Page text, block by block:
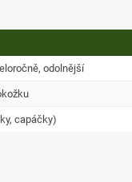
odolnější
capáčky)